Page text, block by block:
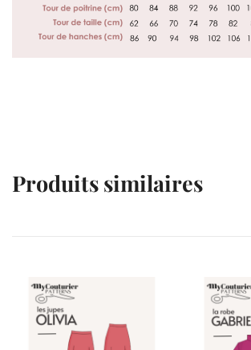
Produits similaires
VENTES À 2€